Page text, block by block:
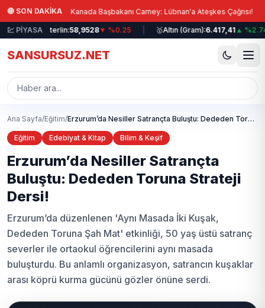
Ana içeriğe atla
🔴 SON DAKİKA
| Kanada Başbakanı Carney: Lübnan'a Ateşkes Çağrısı! |
💹 PİYASA
💷Sterlin:58,9528▼ %0.25 | Altın (Gram):6.417,41▲ %2.74 |
SANSURSUZ.NET
Ana Sayfa/Eğitim/ Erzurum’da Nesiller Satrançta Buluştu: Dededen Toruna Strateji Dersi!
Eğitim Edebiyat & Kitap Bilim & Keşif
Erzurum’da Nesiller Satrançta
Buluştu: Dededen Toruna Strateji
Dersi!
Erzurum’da düzenlenen 'Aynı Masada İki Kuşak,
Dededen Toruna Şah Mat' etkinliği, 50 yaş üstü satranç
severler ile ortaokul öğrencilerini aynı masada
buluşturdu. Bu anlamlı organizasyon, satrancın kuşaklar
arası köprü kurma gücünü gözler önüne serdi.